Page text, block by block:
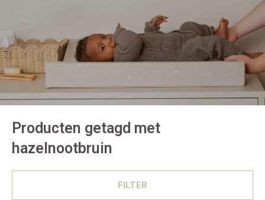
Producten getagd met
hazelnootbruin
FILTER